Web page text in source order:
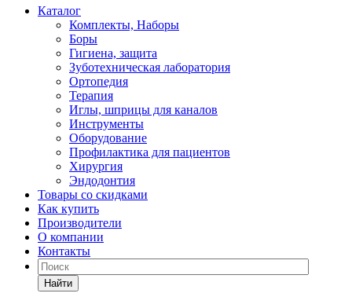
Каталог
Комплекты, Наборы
Боры
Гигиена, защита
Зуботехническая лаборатория
Ортопедия
Терапия
Иглы, шприцы для каналов
Инструменты
Оборудование
Профилактика для пациентов
Хирургия
Эндодонтия
Товары со скидками
Как купить
Производители
О компании
Контакты
Найти